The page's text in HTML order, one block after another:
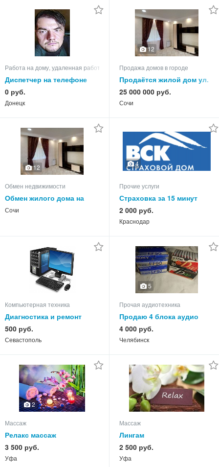
Работа на дому, удаленная работа
Диспетчер на телефоне
0 руб.
Донецк
12
Продажа домов в городе
Продаётся жилой дом ул.
Санаторная
25 000 000 руб.
Сочи
12
Обмен недвижимости
Обмен жилого дома на
квартиру
Сочи
4
Прочие услуги
Страховка за 15 минут
2 000 руб.
Краснодар
Компьютерная техника
Диагностика и ремонт
компьютеров на дому
500 руб.
Севастополь
5
Прочая аудиотехника
Продаю 4 блока аудио
кассет.Japan.
4 000 руб.
Челябинск
2
Массаж
Релакс массаж
3 500 руб.
Уфа
Массаж
Лингам
2 500 руб.
Уфа